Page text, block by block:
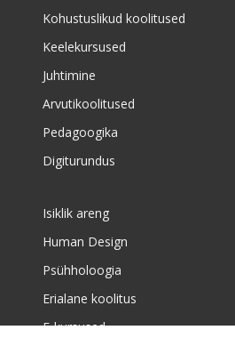
Kohustuslikud koolitused
Keelekursused
Juhtimine
Arvutikoolitused
Pedagoogika
Digiturundus
Isiklik areng
Human Design
Psühholoogia
Erialane koolitus
E-kursused